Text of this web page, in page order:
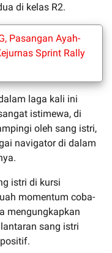
di kelas R2.
Pasangan Ayah-
Sprint Rally
laga kali ini
istimewa, di
oleh sang istri,
navigator di dalam
istri di kursi
momentum coba-
mengungkapkan
sang istri